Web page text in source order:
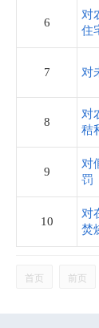
应
烟
6
对
住
7 对
8
对
秸
9
对
罚
10
对
焚
首页 前页